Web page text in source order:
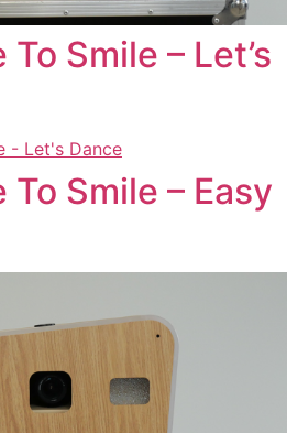
Smile – Let’s
To Smile – Easy